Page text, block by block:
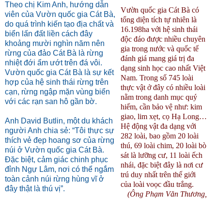
Vườn quốc gia Cát Bà có
tổng diện tích tự nhiên là
16.198ha với hệ sinh thái
độc đáo được nhiều chuyên
gia trong nước và quốc tế
đánh giá mang giá trị đa
dạng sinh học cao nhất Việt
Nam. Trong số 745 loài
thực vật ở đây có nhiều loài
nằm trong danh mục quý
hiếm, cần bảo vệ như: kim
giao, lim xẹt, cọ Hạ Long…
Hệ động vật đa dạng với
282 loài, bao gồm 20 loài
thú, 69 loài chim, 20 loài bò
sát là lưỡng cư, 11 loài ếch
nhái, đặc biệt đây là nơi cư
trú duy nhất trên thế giới
của loài voọc đầu trắng.
(Ông Phạm Văn Thương,
Theo chị Kim Anh, hướng dẫn
viên của Vườn quốc gia Cát Bà,
do quá trình kiến tạo địa chất và
biển lấn đất liền cách đây
khoảng mười nghìn năm nên
rừng của đảo Cát Bà là rừng
nhiệt đới ẩm ướt trên đá vôi.
Vườn quốc gia Cát Bà là sự kết
hợp của hệ sinh thái rừng trên
cạn, rừng ngập mặn vùng biển
với các rạn san hô gần bờ.
Anh David Butlin, một du khách
người Anh chia sẻ: “Tôi thực sự
thích vẻ đẹp hoang sơ của rừng
núi ở Vườn quốc gia Cát Bà.
Đặc biệt, cảm giác chinh phục
đỉnh Ngự Lâm, nơi có thể ngắm
toàn cảnh núi rừng hùng vĩ ở
đây thật là thú vị”.